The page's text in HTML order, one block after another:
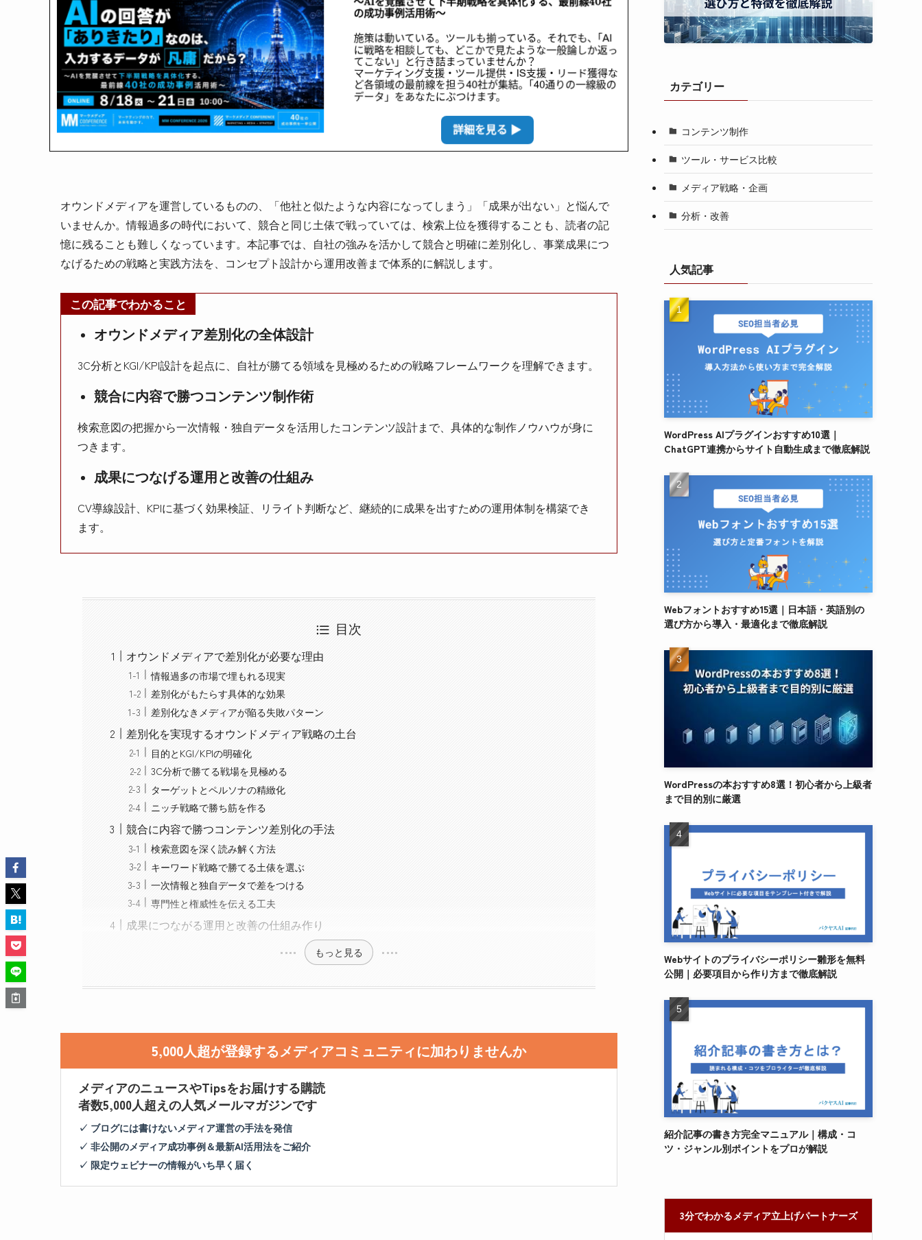
オウンドメディアを運営しているものの、「他社と似たような内容になってしまう」「成果が出ない」と悩んで
いませんか。情報過多の時代において、競合と同じ土俵で戦っていては、検索上位を獲得することも、読者の記
憶に残ることも難しくなっています。本記事では、自社の強みを活かして競合と明確に差別化し、事業成果につ
なげるための戦略と実践方法を、コンセプト設計から運用改善まで体系的に解説します。
この記事でわかること
オウンドメディア差別化の全体設計
3C分析とKGI/KPI設計を起点に、自社が勝てる領域を見極めるための戦略フレームワークを理解できます。
競合に内容で勝つコンテンツ制作術
検索意図の把握から一次情報・独自データを活用したコンテンツ設計まで、具体的な制作ノウハウが身に
つきます。
成果につなげる運用と改善の仕組み
CV導線設計、KPIに基づく効果検証、リライト判断など、継続的に成果を出すための運用体制を構築でき
ます。
目次
オウンドメディアで差別化が必要な理由
情報過多の市場で埋もれる現実
差別化がもたらす具体的な効果
差別化なきメディアが陥る失敗パターン
差別化を実現するオウンドメディア戦略の土台
目的とKGI/KPIの明確化
3C分析で勝てる戦場を見極める
ターゲットとペルソナの精緻化
ニッチ戦略で勝ち筋を作る
競合に内容で勝つコンテンツ差別化の手法
検索意図を深く読み解く方法
キーワード戦略で勝てる土俵を選ぶ
一次情報と独自データで差をつける
専門性と権威性を伝える工夫
成果につながる運用と改善の仕組み作り
もっと見る
5,000人超が登録するメディアコミュニティに加わりませんか
メディアのニュースやTipsをお届けする購読
者数5,000人超えの人気メールマガジンです
✓ ブログには書けないメディア運営の手法を発信
✓ 非公開のメディア成功事例＆最新AI活用法をご紹介
✓ 限定ウェビナーの情報がいち早く届く
カテゴリー
コンテンツ制作
ツール・サービス比較
メディア戦略・企画
分析・改善
人気記事
WordPress AIプラグインおすすめ10選｜
ChatGPT連携からサイト自動生成まで徹底解説
Webフォントおすすめ15選｜日本語・英語別の
選び方から導入・最適化まで徹底解説
WordPressの本おすすめ8選！初心者から上級者
まで目的別に厳選
Webサイトのプライバシーポリシー雛形を無料
公開｜必要項目から作り方まで徹底解説
紹介記事の書き方完全マニュアル｜構成・コ
ツ・ジャンル別ポイントをプロが解説
3分でわかるメディア立上げパートナーズ